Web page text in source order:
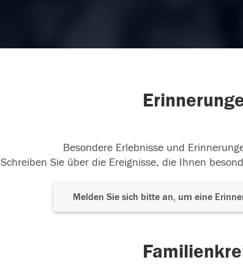
Besondere Erlebnisse und
Schreiben Sie über die Ereignisse, die Ihnen
Melden Sie sich bitte an, um eine